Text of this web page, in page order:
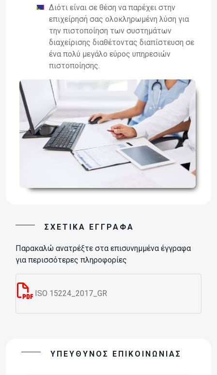
Διότι είναι σε θέση να παρέχει στην
επιχείρησή σας ολοκληρωμένη λύση για
την πιστοποίηση των συστημάτων
διαχείρισης διαθέτοντας διαπίστευση σε
ένα πολύ μεγάλο εύρος υπηρεσιών
πιστοποίησης.
ΣΧΕΤΙΚΆ ΈΓΓΡΑΦΑ
Παρακαλώ ανατρέξτε στα επισυνημμένα έγγραφα
για περισσότερες πληροφορίες
ISO 15224_2017_GR
ΥΠΕΥΘΥΝΟΣ ΕΠΙΚΟΙΝΩΝΙΑΣ